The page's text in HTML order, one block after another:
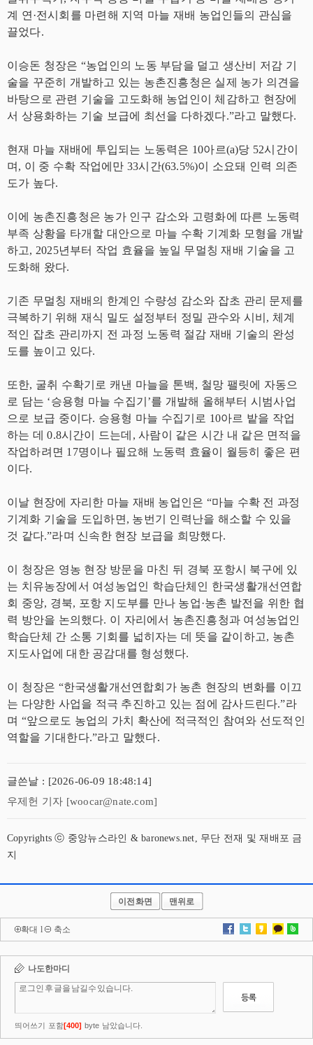
계 연·전시회를 마련해 지역 마늘 재배 농업인들의 관심을
끌었다.
이승돈 청장은 “농업인의 노동 부담을 덜고 생산비 저감 기
술을 꾸준히 개발하고 있는 농촌진흥청은 실제 농가 의견을
바탕으로 관련 기술을 고도화해 농업인이 체감하고 현장에
서 상용화하는 기술 보급에 최선을 다하겠다.”라고 말했다.
현재 마늘 재배에 투입되는 노동력은 10아르(a)당 52시간이
며, 이 중 수확 작업에만 33시간(63.5%)이 소요돼 인력 의존
도가 높다.
이에 농촌진흥청은 농가 인구 감소와 고령화에 따른 노동력
부족 상황을 타개할 대안으로 마늘 수확 기계화 모형을 개발
하고, 2025년부터 작업 효율을 높일 무멀칭 재배 기술을 고
도화해 왔다.
기존 무멀칭 재배의 한계인 수량성 감소와 잡초 관리 문제를
극복하기 위해 재식 밀도 설정부터 정밀 관수와 시비, 체계
적인 잡초 관리까지 전 과정 노동력 절감 재배 기술의 완성
도를 높이고 있다.
또한, 굴취 수확기로 캐낸 마늘을 톤백, 철망 팰릿에 자동으
로 담는 ‘승용형 마늘 수집기’를 개발해 올해부터 시범사업
으로 보급 중이다. 승용형 마늘 수집기로 10아르 밭을 작업
하는 데 0.8시간이 드는데, 사람이 같은 시간 내 같은 면적을
작업하려면 17명이나 필요해 노동력 효율이 월등히 좋은 편
이다.
이날 현장에 자리한 마늘 재배 농업인은 “마늘 수확 전 과정
기계화 기술을 도입하면, 농번기 인력난을 해소할 수 있을
것 같다.”라며 신속한 현장 보급을 희망했다.
이 청장은 영농 현장 방문을 마친 뒤 경북 포항시 북구에 있
는 치유농장에서 여성농업인 학습단체인 한국생활개선연합
회 중앙, 경북, 포항 지도부를 만나 농업·농촌 발전을 위한 협
력 방안을 논의했다. 이 자리에서 농촌진흥청과 여성농업인
학습단체 간 소통 기회를 넓히자는 데 뜻을 같이하고, 농촌
지도사업에 대한 공감대를 형성했다.
이 청장은 “한국생활개선연합회가 농촌 현장의 변화를 이끄
는 다양한 사업을 적극 추진하고 있는 점에 감사드린다.”라
며 “앞으로도 농업의 가치 확산에 적극적인 참여와 선도적인
역할을 기대한다.”라고 말했다.
글쓴날 : [2026-06-09 18:48:14]
우제헌 기자 [woocar@nate.com]
Copyrights ⓒ 중앙뉴스라인 & baronews.net, 무단 전재 및 재배포 금
지
이전화면 맨위로
확대 l 축소